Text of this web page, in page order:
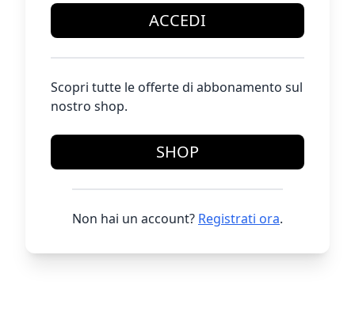
ACCEDI
Scopri tutte le offerte di abbonamento sul
nostro shop.
SHOP
Non hai un account? Registrati ora.